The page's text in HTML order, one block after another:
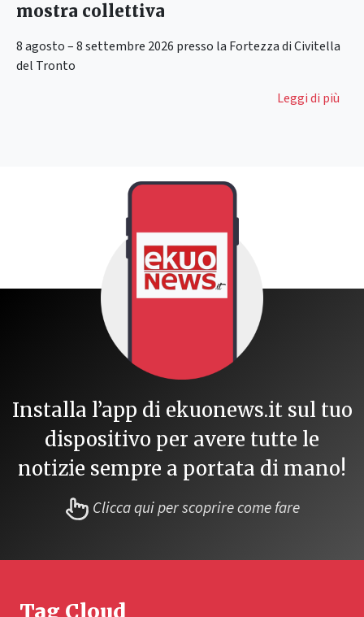
mostra collettiva
8 agosto – 8 settembre 2026 presso la Fortezza di Civitella
del Tronto
Leggi di più
Installa l’app di ekuonews.it sul tuo
dispositivo per avere tutte le
notizie sempre a portata di mano!
Clicca qui per scoprire come fare
Tag Cloud